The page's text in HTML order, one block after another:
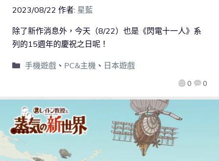
2023/08/22 作者: 星藍
0 0
除了新作消息外，今天（8/22）也是《閃電十一人》系
列的15週年的慶祝之日呢！
手機遊戲、 PC&主機、 日本遊戲